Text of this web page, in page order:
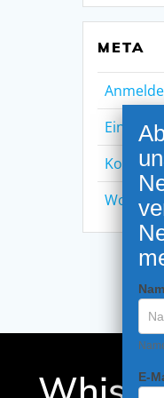
META
E-